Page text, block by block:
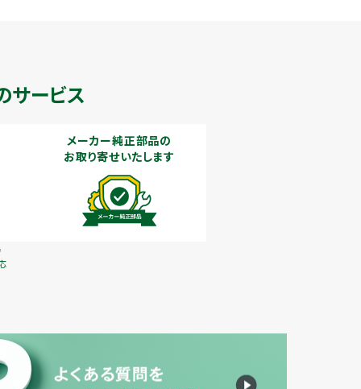
サービス
メーカー純正部品の
お取り寄せいたします